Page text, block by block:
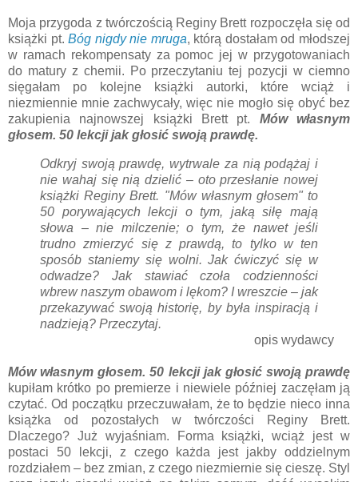
Moja przygoda z twórczością Reginy Brett rozpoczęła się od
książki pt.Bóg nigdy nie mruga, którą dostałam od młodszej
w ramach rekompensaty za pomoc jej w przygotowaniach
do matury z chemii. Po przeczytaniu tej pozycji w ciemno
sięgałam po kolejne książki autorki, które wciąż i
niezmiennie mnie zachwycały, więc nie mogło się obyć bez
zakupienia najnowszej książki Brett pt. Mów własnym
głosem. 50 lekcji jak głosić swoją prawdę.
Odkryj swoją prawdę, wytrwale za nią podążaj i
nie wahaj się nią dzielić – oto przesłanie nowej
książki Reginy Brett. "Mów własnym głosem" to
50 porywających lekcji o tym, jaką siłę mają
słowa – nie milczenie; o tym, że nawet jeśli
trudno zmierzyć się z prawdą, to tylko w ten
sposób staniemy się wolni. Jak ćwiczyć się w
odwadze? Jak stawiać czoła codzienności
wbrew naszym obawom i lękom? I wreszcie – jak
przekazywać swoją historię, by była inspiracją i
nadzieją? Przeczytaj.
opis wydawcy
Mów własnym głosem. 50 lekcji jak głosić swoją prawdę
kupiłam krótko po premierze i niewiele później zaczęłam ją
czytać. Od początku przeczuwałam, że to będzie nieco inna
książka od pozostałych w twórczości Reginy Brett.
Dlaczego? Już wyjaśniam. Forma książki, wciąż jest w
postaci 50 lekcji, z czego każda jest jakby oddzielnym
rozdziałem – bez zmian, z czego niezmiernie się cieszę. Styl